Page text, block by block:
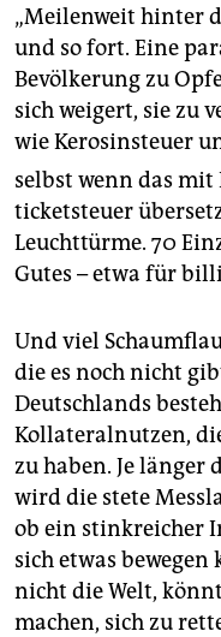
„Meilenweit hinter
und so fort. Eine
Bevölkerung zu
sich weigert, sie zu
wie ­Kerosinsteuer
selbst wenn das
ticketsteuer
Leuchttürme. 70
Gutes – etwa für
Und viel
die es noch nicht
Deutschlands
Kollateralnutzen,
zu haben. Je länger
wird die stete
ob ein stinkreicher
sich etwas
nicht die Welt,
machen, sich zu